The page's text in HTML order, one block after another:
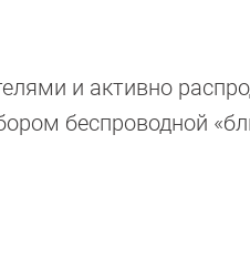
и активно
беспроводной